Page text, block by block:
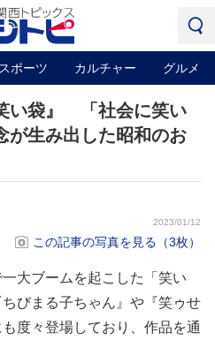
スポーツ カルチャー グルメ
い袋』 「社会に笑い
生み出した昭和のお
2023/01/12
この記事の写真を見る（3枚）
大ブームを起こした「笑い
びまる子ちゃん』や『笑ゥせ
度々登場しており、作品を通